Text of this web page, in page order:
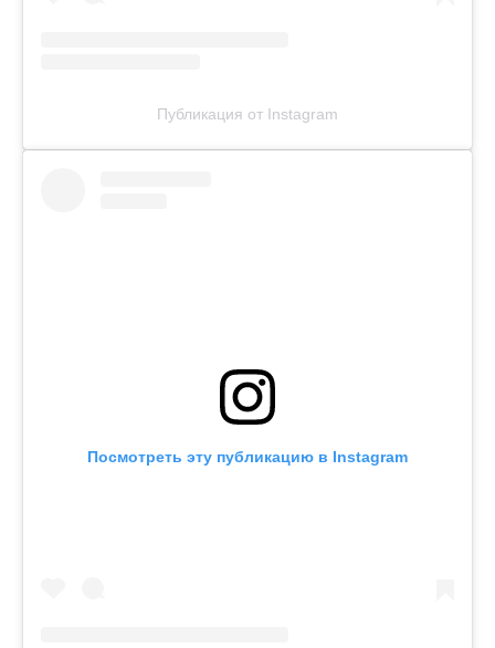
Публикация от Instagram
Посмотреть эту публикацию в Instagram